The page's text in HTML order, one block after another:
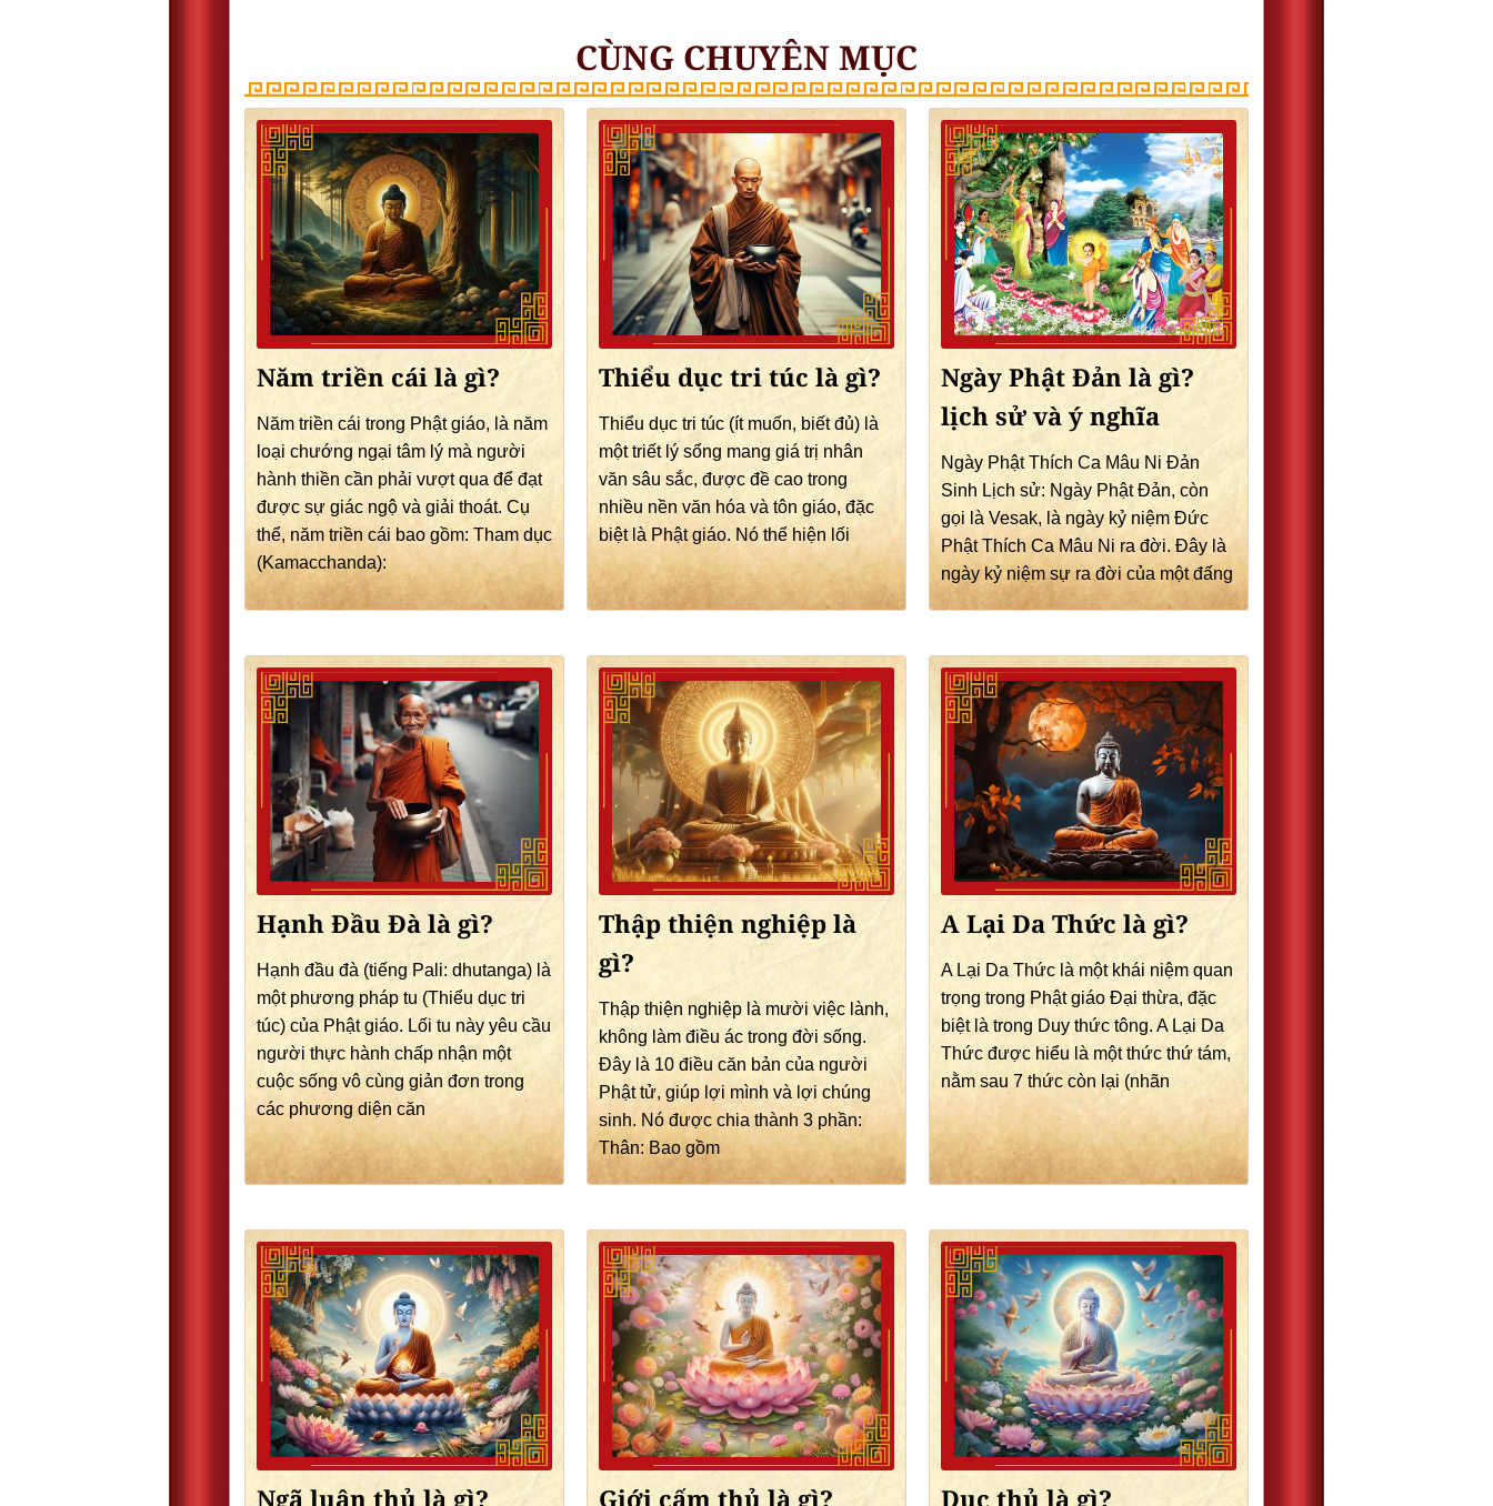
CÙNG CHUYÊN MỤC
Năm triền cái là gì?
Năm triền cái trong Phật giáo, là năm
loại chướng ngại tâm lý mà người
hành thiền cần phải vượt qua để đạt
được sự giác ngộ và giải thoát. Cụ
thể, năm triền cái bao gồm: Tham dục
(Kamacchanda):
Thiểu dục tri túc là gì?
Thiểu dục tri túc (ít muốn, biết đủ) là
một triết lý sống mang giá trị nhân
văn sâu sắc, được đề cao trong
nhiều nền văn hóa và tôn giáo, đặc
biệt là Phật giáo. Nó thể hiện lối
Ngày Phật Đản là gì?
lịch sử và ý nghĩa
Ngày Phật Thích Ca Mâu Ni Đản
Sinh Lịch sử: Ngày Phật Đản, còn
gọi là Vesak, là ngày kỷ niệm Đức
Phật Thích Ca Mâu Ni ra đời. Đây là
ngày kỷ niệm sự ra đời của một đấng
Hạnh Đầu Đà là gì?
Hạnh đầu đà (tiếng Pali: dhutanga) là
một phương pháp tu (Thiểu dục tri
túc) của Phật giáo. Lối tu này yêu cầu
người thực hành chấp nhận một
cuộc sống vô cùng giản đơn trong
các phương diện căn
Thập thiện nghiệp là
gì?
Thập thiện nghiệp là mười việc lành,
không làm điều ác trong đời sống.
Đây là 10 điều căn bản của người
Phật tử, giúp lợi mình và lợi chúng
sinh. Nó được chia thành 3 phần:
Thân: Bao gồm
A Lại Da Thức là gì?
A Lại Da Thức là một khái niệm quan
trọng trong Phật giáo Đại thừa, đặc
biệt là trong Duy thức tông. A Lại Da
Thức được hiểu là một thức thứ tám,
nằm sau 7 thức còn lại (nhãn